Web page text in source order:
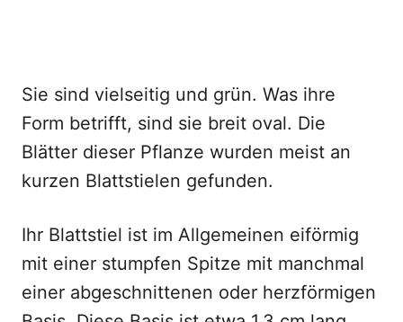
Sie sind vielseitig und grün. Was ihre
Form betrifft, sind sie breit oval. Die
Blätter dieser Pflanze wurden meist an
kurzen Blattstielen gefunden.
Ihr Blattstiel ist im Allgemeinen eiförmig
mit einer stumpfen Spitze mit manchmal
einer abgeschnittenen oder herzförmigen